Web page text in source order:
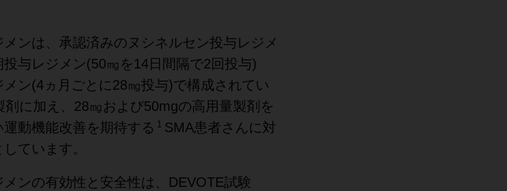
ンは、承認済みのヌシネルセン投与レジメ
与レジメン(50㎎を14日間隔で2回投与)
ン(4ヵ月ごとに28㎎投与)で構成されてい
に加え、28㎎および50mgの高用量製剤を
動機能改善を期待する 1 SMA患者さんに対
ています。
ンの有効性と安全性は、DEVOTE試験